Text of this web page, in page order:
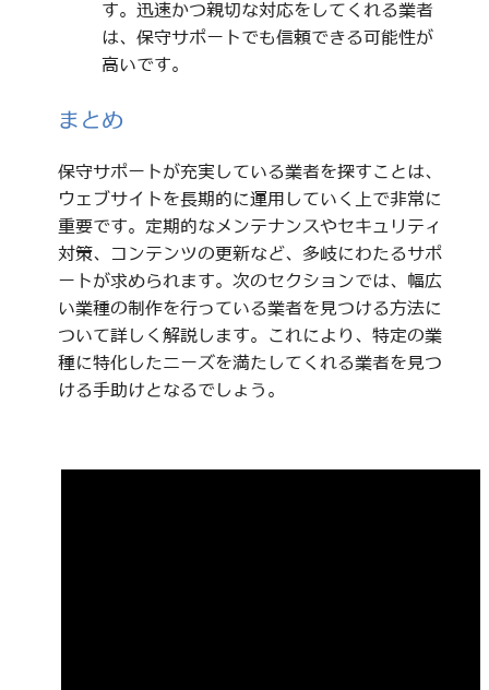
す。迅速かつ親切な対応をしてくれる業者
は、保守サポートでも信頼できる可能性が
高いです。
まとめ
保守サポートが充実している業者を探すことは、
ウェブサイトを長期的に運用していく上で非常に
重要です。定期的なメンテナンスやセキュリティ
対策、コンテンツの更新など、多岐にわたるサポ
ートが求められます。次のセクションでは、幅広
い業種の制作を行っている業者を見つける方法に
ついて詳しく解説します。これにより、特定の業
種に特化したニーズを満たしてくれる業者を見つ
ける手助けとなるでしょう。